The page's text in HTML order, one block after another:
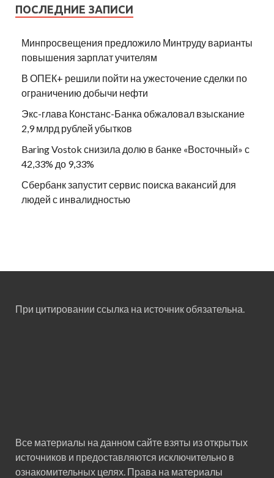
ПОСЛЕДНИЕ ЗАПИСИ
Минпросвещения предложило Минтруду варианты
повышения зарплат учителям
В ОПЕК+ решили пойти на ужесточение сделки по
ограничению добычи нефти
Экс-глава Констанс-Банка обжаловал взыскание
2,9 млрд рублей убытков
Baring Vostok снизила долю в банке «Восточный» с
42,33% до 9,33%
Сбербанк запустит сервис поиска вакансий для
людей с инвалидностью
При цитировании ссылка на источник обязательна.
Все материалы на данном сайте взяты из открытых
источников и предоставляются исключительно в
ознакомительных целях. Права на материалы